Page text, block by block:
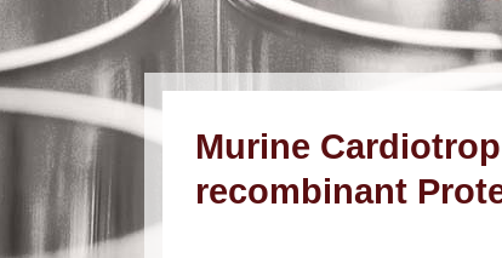
Murine
recombinant